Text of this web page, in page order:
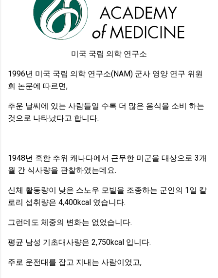
미국 국립 의학 연구소
1996년 미국 국립 의학 연구소(NAM) 군사 영양 연구 위원
회 논문에 따르면,
추운 날씨에 있는 사람들일 수록 더 많은 음식을 소비 하는
것으로 나타났다고 합니다.
1948년 혹한 추위 캐나다에서 근무한 미군을 대상으로 3개
월 간 식사량을 관찰하였는데요.
신체 활동량이 낮은 스노우 모빌을 조종하는 군인의 1일 칼
로리 섭취량은 4,400kcal 였습니다.
그런데도 체중의 변화는 없었습니다.
평균 남성 기초대사량은 2,750kcal 입니다.
주로 운전대를 잡고 지내는 사람이었고,